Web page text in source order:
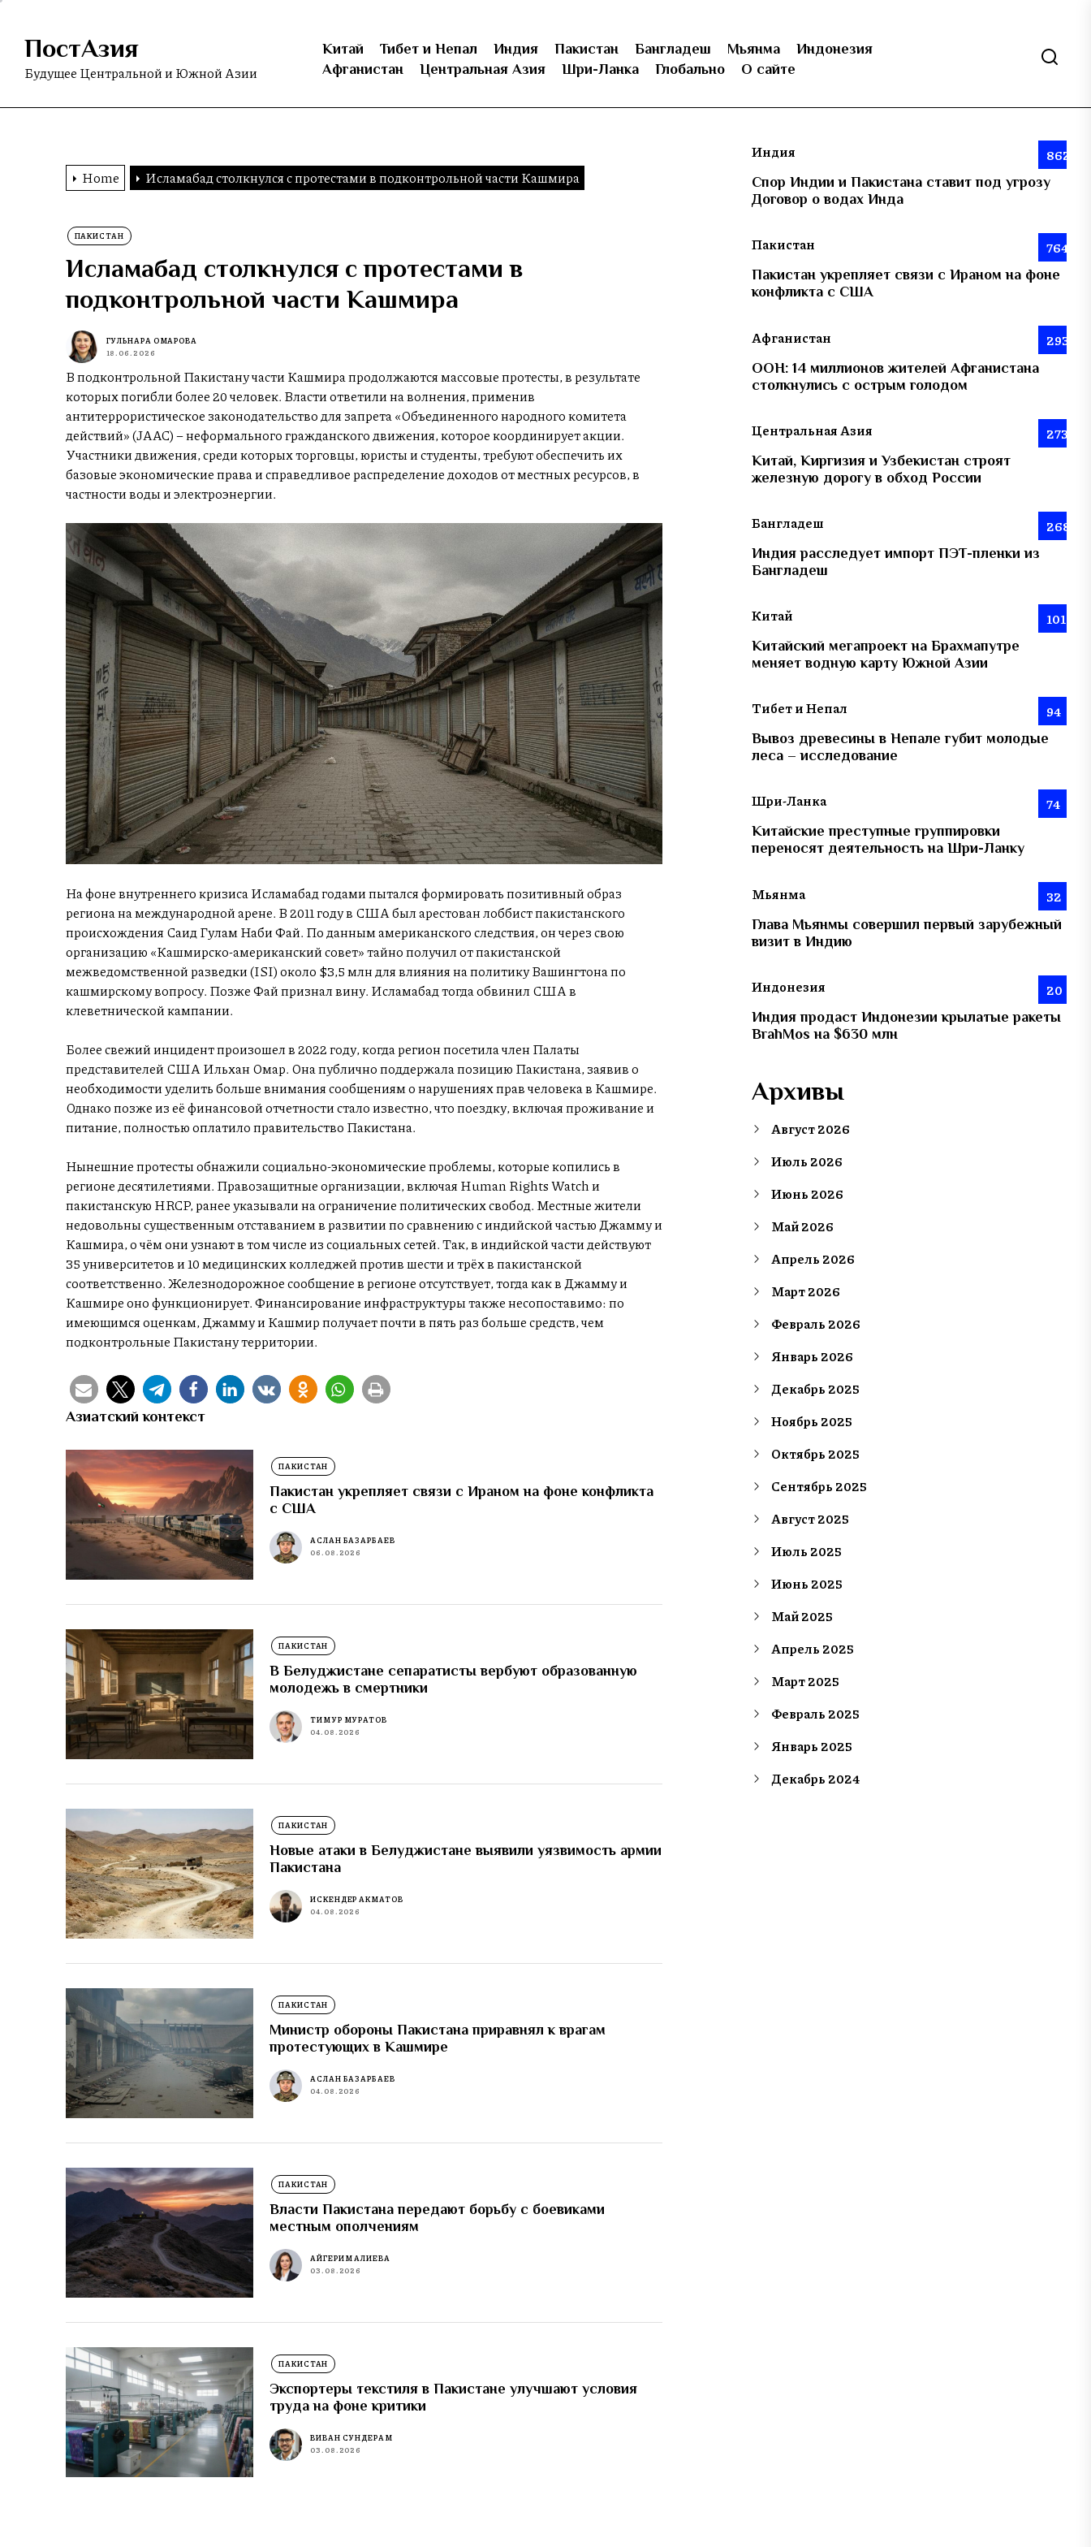
Skip
content
ПостАзия
Будущее Центральной и Южной Азии
Китай Тибет и Непал Индия Пакистан Бангладеш Мьянма
Индонезия
Афганистан
Центральная Азия Шри-Ланка Глобально О сайте
Home Исламабад столкнулся с протестами в подконтрольной части Кашмира
ПАКИСТАН
Исламабад столкнулся с протестами в
подконтрольной части Кашмира
ГУЛЬНАРА ОМАРОВА
18.06.2026
В подконтрольной Пакистану части Кашмира продолжаются массовые протесты, в результате
которых погибли более 20 человек. Власти ответили на волнения, применив
антитеррористическое законодательство для запрета «Объединенного народного комитета
действий» (JAAC) – неформального гражданского движения, которое координирует акции.
Участники движения, среди которых торговцы, юристы и студенты, требуют обеспечить их
базовые экономические права и справедливое распределение доходов от местных ресурсов, в
частности воды и электроэнергии.
На фоне внутреннего кризиса Исламабад годами пытался формировать позитивный образ
региона на международной арене. В 2011 году в США был арестован лоббист пакистанского
происхождения Саид Гулам Наби Фай. По данным американского следствия, он через свою
организацию «Кашмирско-американский совет» тайно получил от пакистанской
межведомственной разведки (ISI) около $3,5 млн для влияния на политику Вашингтона по
кашмирскому вопросу. Позже Фай признал вину. Исламабад тогда обвинил США в
клеветнической кампании.
Более свежий инцидент произошел в 2022 году, когда регион посетила член Палаты
представителей США Ильхан Омар. Она публично поддержала позицию Пакистана, заявив о
необходимости уделить больше внимания сообщениям о нарушениях прав человека в Кашмире.
Однако позже из её финансовой отчетности стало известно, что поездку, включая проживание и
питание, полностью оплатило правительство Пакистана.
Нынешние протесты обнажили социально-экономические проблемы, которые копились в
регионе десятилетиями. Правозащитные организации, включая Human Rights Watch и
пакистанскую HRCP, ранее указывали на ограничение политических свобод. Местные жители
недовольны существенным отставанием в развитии по сравнению с индийской частью Джамму и
Кашмира, о чём они узнают в том числе из социальных сетей. Так, в индийской части действуют
35 университетов и 10 медицинских колледжей против шести и трёх в пакистанской
соответственно. Железнодорожное сообщение в регионе отсутствует, тогда как в Джамму и
Кашмире оно функционирует. Финансирование инфраструктуры также несопоставимо: по
имеющимся оценкам, Джамму и Кашмир получает почти в пять раз больше средств, чем
подконтрольные Пакистану территории.
Азиатский контекст
ПАКИСТАН
Пакистан укрепляет связи с Ираном на фоне конфликта
с США
АСЛАН БАЗАРБАЕВ
06.08.2026
ПАКИСТАН
В Белуджистане сепаратисты вербуют образованную
молодежь в смертники
ТИМУР МУРАТОВ
04.08.2026
ПАКИСТАН
Новые атаки в Белуджистане выявили уязвимость армии
Пакистана
ИСКЕНДЕР АКМАТОВ
04.08.2026
ПАКИСТАН
Министр обороны Пакистана приравнял к врагам
протестующих в Кашмире
АСЛАН БАЗАРБАЕВ
04.08.2026
ПАКИСТАН
Власти Пакистана передают борьбу с боевиками
местным ополчениям
АЙГЕРИМ АЛИЕВА
03.08.2026
ПАКИСТАН
Экспортеры текстиля в Пакистане улучшают условия
труда на фоне критики
ВИВАН СУНДЕРАМ
03.08.2026
Индия 862
Спор Индии и Пакистана ставит под угрозу
Договор о водах Инда
Пакистан 764
Пакистан укрепляет связи с Ираном на фоне
конфликта с США
Афганистан 293
ООН: 14 миллионов жителей Афганистана
столкнулись с острым голодом
Центральная Азия 273
Китай, Киргизия и Узбекистан строят
железную дорогу в обход России
Бангладеш 268
Индия расследует импорт ПЭТ-пленки из
Бангладеш
Китай 101
Китайский мегапроект на Брахмапутре
меняет водную карту Южной Азии
Тибет и Непал 94
Вывоз древесины в Непале губит молодые
леса – исследование
Шри-Ланка 74
Китайские преступные группировки
переносят деятельность на Шри-Ланку
Мьянма 32
Глава Мьянмы совершил первый зарубежный
визит в Индию
Индонезия 20
Индия продаст Индонезии крылатые ракеты
BrahMos на $630 млн
Архивы
Август 2026
Июль 2026
Июнь 2026
Май 2026
Апрель 2026
Март 2026
Февраль 2026
Январь 2026
Декабрь 2025
Ноябрь 2025
Октябрь 2025
Сентябрь 2025
Август 2025
Июль 2025
Июнь 2025
Май 2025
Апрель 2025
Март 2025
Февраль 2025
Январь 2025
Декабрь 2024